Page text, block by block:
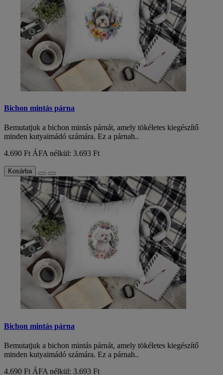
Bichon mintás párna
Bemutatjuk a bichon mintás párnát, amely tökéletes kiegészítő
minden kutyaimádó számára. Ez a párnah..
4.690 Ft ÁFA nélkül: 3.693 Ft
Kosárba
Bichon mintás párna
Bemutatjuk a bichon mintás párnát, amely tökéletes kiegészítő
minden kutyaimádó számára. Ez a párnah..
4.690 Ft ÁFA nélkül: 3.693 Ft